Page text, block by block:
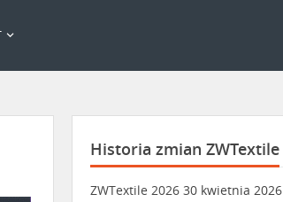
Historia zmian ZWTextile
ZWTextile 2026 30 kwietnia 2026